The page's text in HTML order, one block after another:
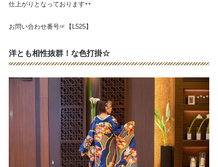
仕上がりとなっております
お問い合わせ番号☞【L525】
洋とも相性抜群！な色打掛☆